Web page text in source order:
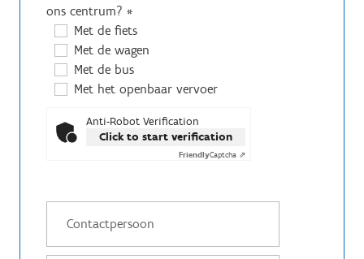
ons centrum? *
Met de fiets
Met de wagen
Met de bus
Met het openbaar vervoer
Anti-Robot Verification
Click to start verification
FriendlyCaptcha ⇗